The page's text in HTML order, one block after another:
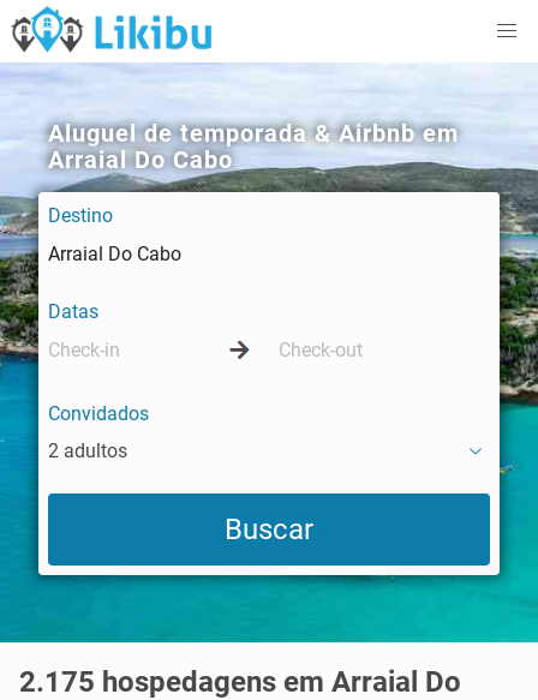
Aluguel de temporada & Airbnb em
Arraial Do Cabo
Destino
Datas
Convidados
2 adultos
2.175 hospedagens em Arraial Do